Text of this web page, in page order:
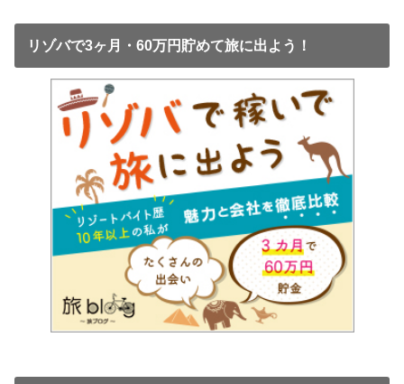
リゾバで3ヶ月・60万円貯めて旅に出よう！